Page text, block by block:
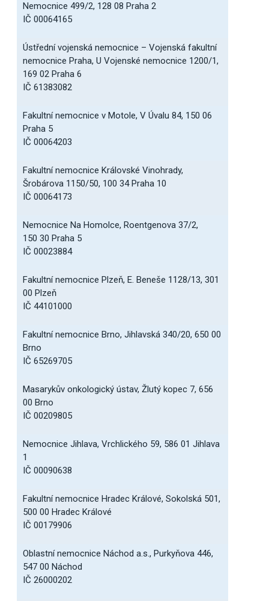
Nemocnice 499/2, 128 08 Praha 2
IČ 00064165
Ústřední vojenská nemocnice – Vojenská fakultní
nemocnice Praha, U Vojenské nemocnice 1200/1,
169 02 Praha 6
IČ 61383082
Fakultní nemocnice v Motole, V Úvalu 84, 150 06
Praha 5
IČ 00064203
Fakultní nemocnice Královské Vinohrady,
Šrobárova 1150/50, 100 34 Praha 10
IČ 00064173
Nemocnice Na Homolce, Roentgenova 37/2,
150 30 Praha 5
IČ 00023884
Fakultní nemocnice Plzeň, E. Beneše 1128/13, 301
00 Plzeň
IČ 44101000
Fakultní nemocnice Brno, Jihlavská 340/20, 650 00
Brno
IČ 65269705
Masarykův onkologický ústav, Žlutý kopec 7, 656
00 Brno
IČ 00209805
Nemocnice Jihlava, Vrchlického 59, 586 01 Jihlava
1
IČ 00090638
Fakultní nemocnice Hradec Králové, Sokolská 501,
500 00 Hradec Králové
IČ 00179906
Oblastní nemocnice Náchod a.s., Purkyňova 446,
547 00 Náchod
IČ 26000202